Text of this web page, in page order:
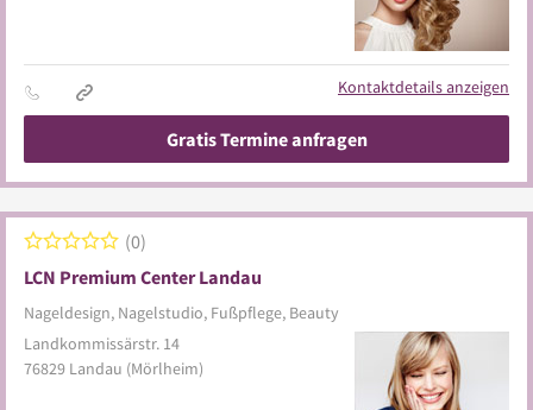
Kontaktdetails anzeigen
Gratis Termine anfragen
LCN Premium Center Landau
Nageldesign, Nagelstudio, Fußpflege, Beauty
0
Landkommissärstr. 14
76829 Landau (Mörlheim)